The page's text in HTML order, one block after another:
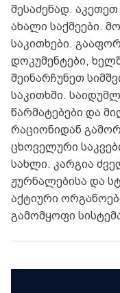
შესაძენად.
ახალი საქმეები.
საკითხები.
დოკუმენტები,
შეინარჩუნეთ
საკითხში.
წარმატებები და
რაციონიდან
ცხოველური
სახლი. კარგია
ჟურნალებისა და
აქტიური
გამომყოფი